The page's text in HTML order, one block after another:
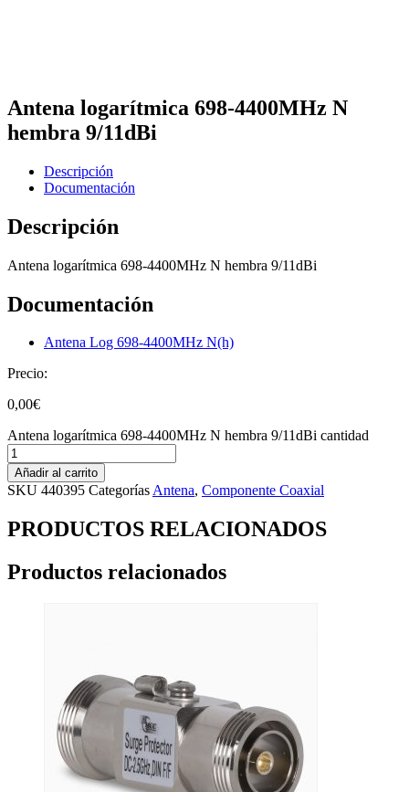
Antena logarítmica 698-4400MHz N
hembra 9/11dBi
Descripción
Documentación
Descripción
Antena logarítmica 698-4400MHz N hembra 9/11dBi
Documentación
Antena Log 698-4400MHz N(h)
Precio:
0,00€
Antena logarítmica 698-4400MHz N hembra 9/11dBi cantidad
Añadir al carrito
SKU 440395 CategoríasAntena, Componente Coaxial
PRODUCTOS RELACIONADOS
Productos relacionados